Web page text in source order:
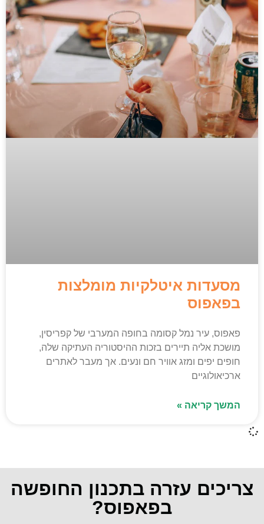
מסעדות איטלקיות מומלצות
בפאפוס
פאפוס, עיר נמל קסומה בחופה המערבי של קפריסין,
מושכת אליה תיירים בזכות ההיסטוריה העתיקה שלה,
חופים יפים ומזג אוויר חם ונעים. אך מעבר לאתרים
ארכיאולוגיים
המשך קריאה »
צריכים עזרה בתכנון החופשה
בפאפוס?